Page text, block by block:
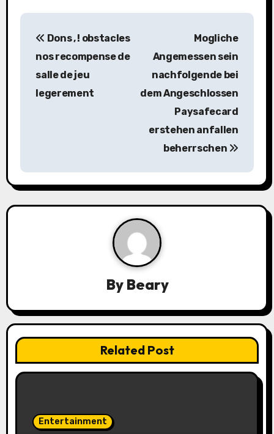
P
v
i
o
Dons , ! obstacles
nos recompense de
salle de jeu
legerement
Mogliche
Angemessen sein
nachfolgende bei
dem Angeschlossen
Paysafecard
erstehen anfallen
beherrschen
By Beary
Related Post
Entertainment